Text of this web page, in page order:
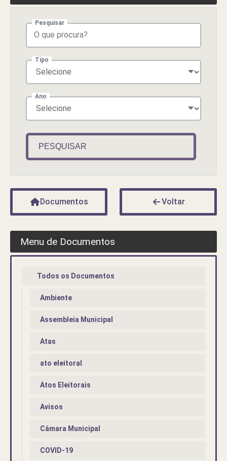
Pesquisar
Tipo
Ano
PESQUISAR
Documentos Voltar
Menu de Documentos
Todos os Documentos
Ambiente
Assembleia Municipal
Atas
ato eleitoral
Atos Eleitorais
Avisos
Câmara Municipal
COVID-19